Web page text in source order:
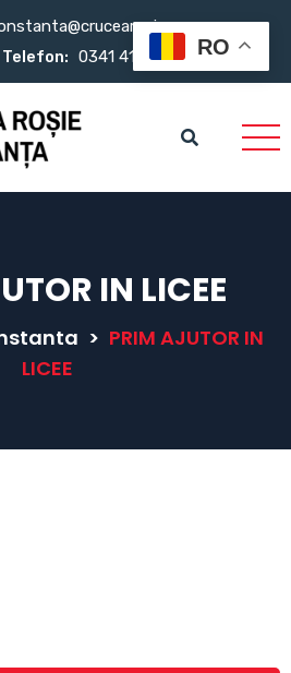
Telefon: 0341 412 483
IN LICEE
> PRIM AJUTOR IN
LICEE
RO